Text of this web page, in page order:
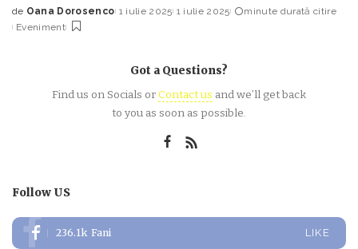
Posted
by
de Oana Dorosenco 1 iulie 2025 1 iulie 2025
minute durată citire
Eveniment
Got a Questions?
Find us on Socials orContact us and we’ll get back
to you as soon as possible.
Follow US
236.1k Fani LIKE